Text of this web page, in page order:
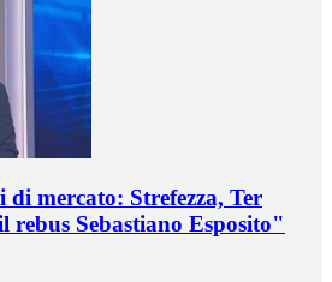
mercato: Strefezza, Ter
rebus Sebastiano Esposito"